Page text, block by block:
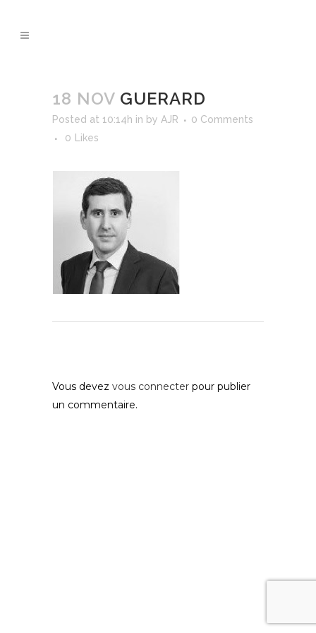
18 NOV GUERARD
Posted at 10:14h in by AJR
0 Comments
0
Likes
Vous devez vous connecter pour publier
un commentaire.